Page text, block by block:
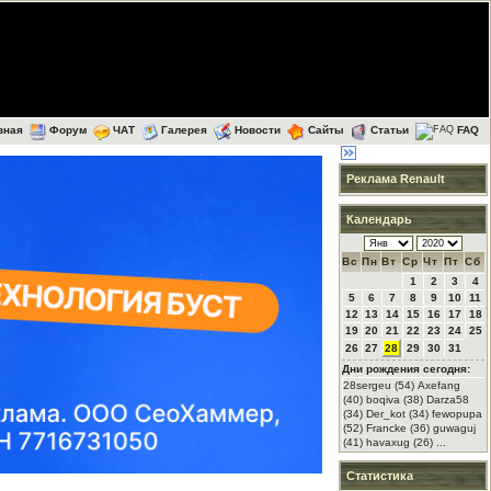
Форум ЧАТ Галерея Новости Сайты Статьи FAQ
Реклама Renault
Календарь
Вс Пн Вт Ср Чт Пт Сб
1
2 3
4
5
6 7 8 9 10
11
12
13 14 15 16 17
18
19 20 21 22 23 24
25
26 27 28 29 30
31
Дни рождения сегодня:
28sergeu (54) Axefang
(40) boqiva (38) Darza58
(34) Der_kot (34) fewopupa
(52) Francke (36) guwaguj
(41) havaxug (26) ...
Статистика